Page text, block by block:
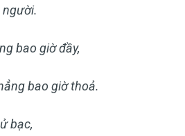
bao giờ đầy,
bao giờ thoả.
bạc,